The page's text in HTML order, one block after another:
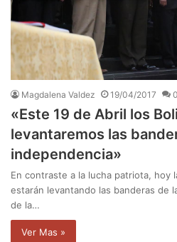
Magdalena Valdez 19/04/2017 0
«Este 19 de Abril los
levantaremos las
independencia»
En contraste a la lucha patriota, hoy
estarán levantando las banderas de
de la…
Ver Mas »